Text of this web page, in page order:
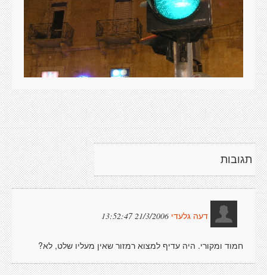
תגובות
דעה גלעדי 21/3/2006 13:52:47
חמוד ומקורי. היה עדיף למצוא רמזור שאין מעליו שלט, לא?